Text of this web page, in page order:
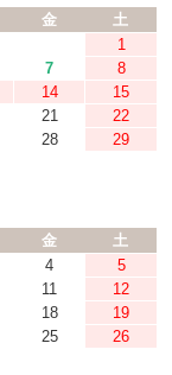
金
土
1
7
8
14
15
21
22
28
29
金
土
4
5
11
12
18
19
25
26